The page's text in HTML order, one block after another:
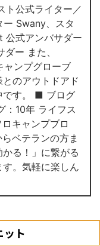
ト公式ライター／
ー Swany、スタ
公式アンバサダー
ー また、
ャンプグローブ
のアウトドアド
です。 ■ ブログ
：10年 ライフス
キャンプブロ
ベテランの方ま
る！」に繋がる
。気軽に楽しん
ット